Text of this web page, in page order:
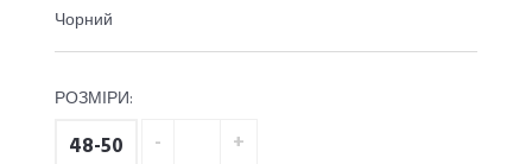
Чорний
РОЗМІРИ:
48-50